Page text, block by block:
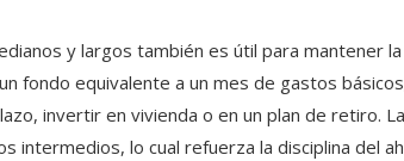
y largos también es útil para mantener
fondo equivalente a un mes de gastos
invertir en vivienda o en un plan de retiro.
intermedios, lo cual refuerza la disciplina del